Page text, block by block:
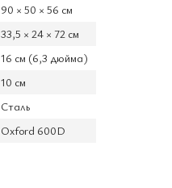
90 × 50 × 56 см
33,5 × 24 × 72 см
16 см (6,3 дюйма)
10 см
Сталь
Oxford 600D